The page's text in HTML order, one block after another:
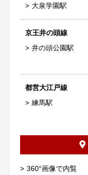
大泉学園駅
京王井の頭線
井の頭公園駅
都営大江戸線
練馬駅
360°画像で内覧